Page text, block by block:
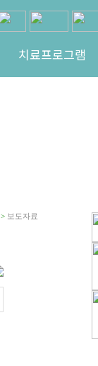
치료프로그램
> 보도자료